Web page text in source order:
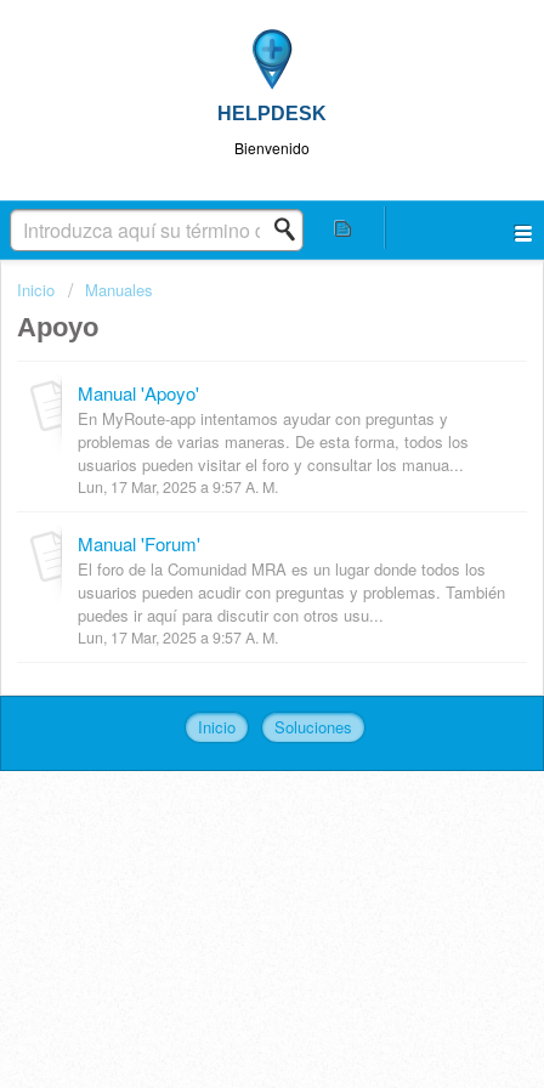
HELPDESK
Bienvenido
Inicio Manuales
Apoyo
Manual 'Apoyo'
En MyRoute-app intentamos ayudar con preguntas y
problemas de varias maneras. De esta forma, todos los
usuarios pueden visitar el foro y consultar los manua...
Lun, 17 Mar, 2025 a 9:57 A. M.
Manual 'Forum'
El foro de la Comunidad MRA es un lugar donde todos los
usuarios pueden acudir con preguntas y problemas. También
puedes ir aquí para discutir con otros usu...
Lun, 17 Mar, 2025 a 9:57 A. M.
Inicio Soluciones